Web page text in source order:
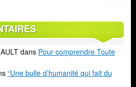
dans Pour comprendre Toute
“Une bulle d’humanité qui fait du